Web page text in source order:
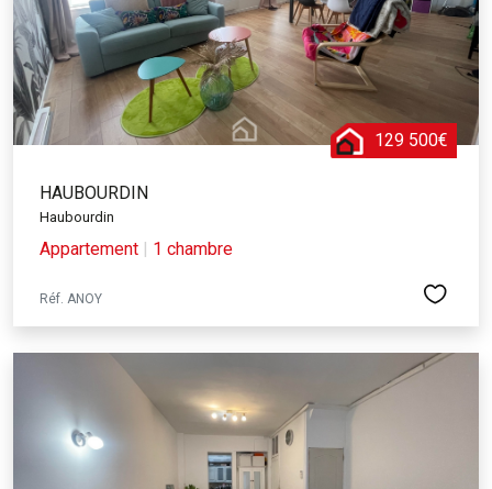
129 500€
HAUBOURDIN
Haubourdin
Appartement | 1 chambre
Réf. ANOY